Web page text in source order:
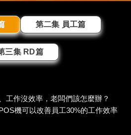
第二集 員工篇
三集 RD篇
工作沒效率，老闆們該怎麼辦？
機可以改善員工30%的工作效率